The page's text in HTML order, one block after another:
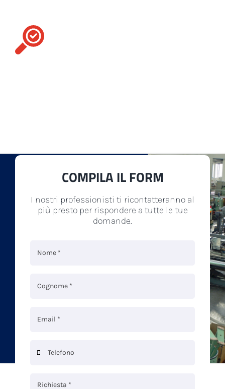
COMPILA IL FORM
I nostri professionisti ti ricontatteranno al
più presto per rispondere a tutte le tue
domande.